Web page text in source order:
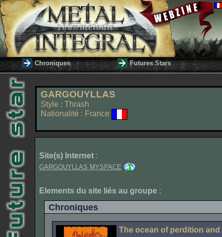
Chroniques Futures Stars
GARGOUYLLAS
Style : Thrash
Nationalité : France
Site(s) Internet :
GARGOUYLLAS MYSPACE
Elements du site liés au groupe :
Chroniques
The ocean of perdition